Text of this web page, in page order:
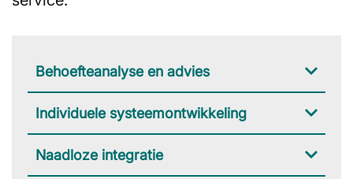
Behoefteanalyse en advies
Individuele systeemontwikkeling
Naadloze integratie